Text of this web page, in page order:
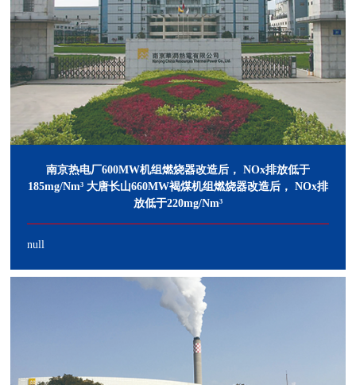
南京热电厂600MW机组燃烧器改造后， NOx排放低于
185mg/Nm³ 大唐长山660MW褐煤机组燃烧器改造后， NOx排
放低于220mg/Nm³
null